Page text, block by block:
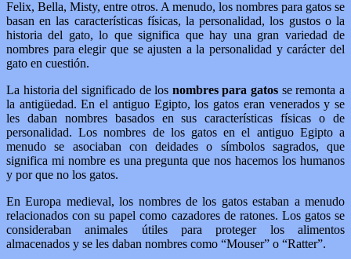
Felix, Bella, Misty, entre otros. A menudo, los nombres para gatos se
basan en las características físicas, la personalidad, los gustos o la
historia del gato, lo que significa que hay una gran variedad de
nombres para elegir que se ajusten a la personalidad y carácter del
gato en cuestión.
La historia del significado de los nombres para gatos se remonta a
la antigüedad. En el antiguo Egipto, los gatos eran venerados y se
les daban nombres basados en sus características físicas o de
personalidad. Los nombres de los gatos en el antiguo Egipto a
menudo se asociaban con deidades o símbolos sagrados, que
significa mi nombre es una pregunta que nos hacemos los humanos
y por que no los gatos.
En Europa medieval, los nombres de los gatos estaban a menudo
relacionados con su papel como cazadores de ratones. Los gatos se
consideraban animales útiles para proteger los alimentos
almacenados y se les daban nombres como “Mouser” o “Ratter”.